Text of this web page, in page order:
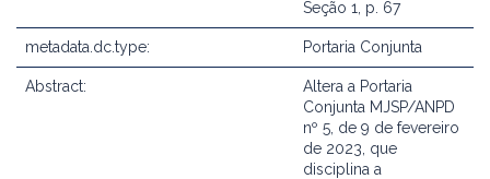
Seção 1, p. 67
metadata.dc.type: Portaria Conjunta
Abstract:
Altera a Portaria
Conjunta MJSP/ANPD
nº 5, de 9 de fevereiro
de 2023, que
disciplina a